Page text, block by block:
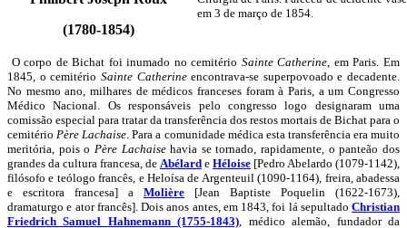
(1780-1854)
em 3 de março de 1854.
O corpo de Bichat foi inumado no cemitério Sainte Catherine , em Paris. Em
1845, o cemitério Sainte Catherineencontrava-se superpovoado e decadente.
No mesmo ano, milhares de médicos franceses foram à Paris, a um Congresso
Médico Nacional. Os responsáveis pelo congresso logo designaram uma
comissão especial para tratar da transferência dos restos mortais de Bichat para o
cemitério Père Lachaise . Para a comunidade médica esta transferência era muito
meritória, pois o Père Lachaisehavia se tornado, rapidamente, o panteão dos
grandes da cultura francesa, de Abélard e Héloise [Pedro Abelardo (1079-1142),
filósofo e teólogo francês, e Heloísa de Argenteuil (1090-1164), freira, abadessa
e escritora francesa] a Molière [Jean Baptiste Poquelin (1622-1673),
dramaturgo e ator francês]. Dois anos antes, em 1843, foi lá sepultado Christian
Friedrich Samuel Hahnemann (1755-1843) , médico alemão, fundador da